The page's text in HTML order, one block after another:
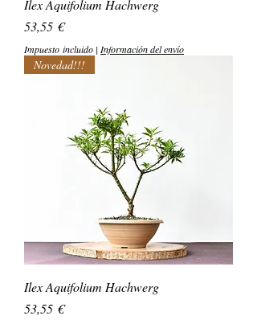
Ilex Aquifolium Hachwerg
Precio
53,55 €
Impuesto incluido | Información del envío
Novedad!!!
Ilex Aquifolium Hachwerg
Precio
53,55 €